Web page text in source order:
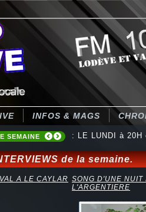
INFOS & MAGS
SEMAINE : Destination
de la semaine.
A LE CAYLAR SONG D'UNE NUIT
L'ARGENTIERE